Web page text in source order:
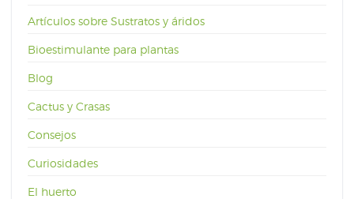
Artículos sobre Sustratos y áridos
Bioestimulante para plantas
Blog
Cactus y Crasas
Consejos
Curiosidades
El huerto